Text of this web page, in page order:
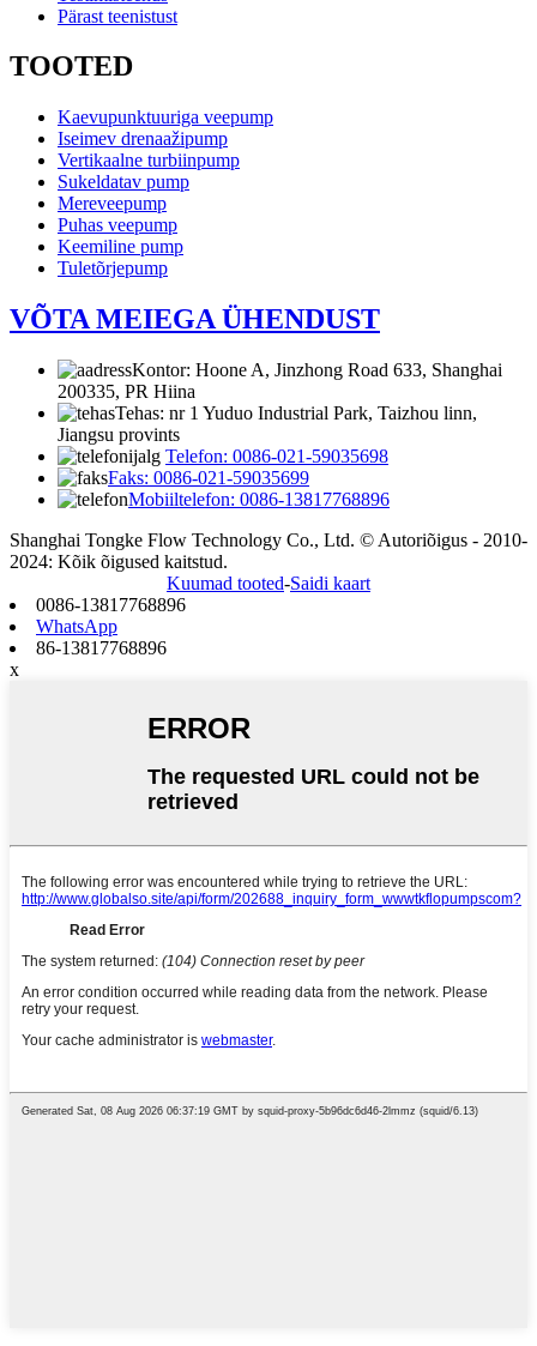
Pärast teenistust
TOOTED
Kaevupunktuuriga veepump
Iseimev drenaažipump
Vertikaalne turbiinpump
Sukeldatav pump
Mereveepump
Puhas veepump
Keemiline pump
Tuletõrjepump
VÕTA MEIEGA ÜHENDUST
Kontor: Hoone A, Jinzhong Road 633, Shanghai
200335, PR Hiina
Tehas: nr 1 Yuduo Industrial Park, Taizhou linn,
Jiangsu provints
Telefon: 0086-021-59035698
Faks: 0086-021-59035699
Mobiiltelefon: 0086-13817768896
Shanghai Tongke Flow Technology Co., Ltd. © Autoriõigus - 2010-
2024: Kõik õigused kaitstud.
Kuumad tooted-Saidi kaart
0086-13817768896
WhatsApp
86-13817768896
x